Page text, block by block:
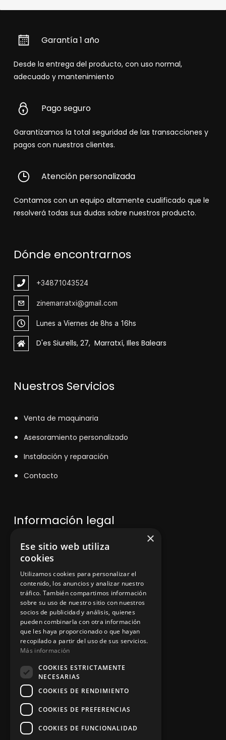
Garantía 1 año
Desde la entrega del producto, con uso normal,
adecuado y mantenimiento
Pago seguro
Garantizamos la total seguridad de las transacciones y
pagos con nuestros clientes.
Atención personalizada
Contamos con un equipo altamente cualificado que le
resolverá todas sus dudas sobre nuestros producto.
Dónde encontrarnos
+34871043524
zinemarratxi@gmail.com
Lunes a Viernes de 8hs a 16hs
D'es Siurells, 27, Marratxí, Illes Balears
Nuestros Servicios
Venta de maquinaria
Asesoramiento personalizado
Instalación y reparación
Contacto
Información legal
Política de privacidad
Aviso legal
App Zine Hostelería
Síguenos
×
Ese sitio web utiliza
cookies
Utilizamos cookies para personalizar el
contenido, los anuncios y analizar nuestro
tráfico. También compartimos información
sobre su uso de nuestro sitio con nuestros
socios de publicidad y análisis, quienes
pueden combinarla con otra información
que les haya proporcionado o que hayan
recopilado a partir del uso de sus servicios.
Más información
COOKIES ESTRICTAMENTE
NECESARIAS
COOKIES DE RENDIMIENTO
COOKIES DE PREFERENCIAS
COOKIES DE FUNCIONALIDAD